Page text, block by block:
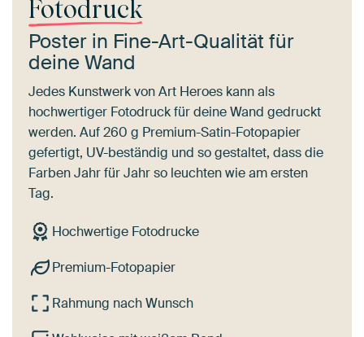
Fotodruck
Poster in Fine-Art-Qualität für
deine Wand
Jedes Kunstwerk von Art Heroes kann als
hochwertiger Fotodruck für deine Wand gedruckt
werden. Auf 260 g Premium-Satin-Fotopapier
gefertigt, UV-beständig und so gestaltet, dass die
Farben Jahr für Jahr so leuchten wie am ersten
Tag.
Hochwertige Fotodrucke
Premium-Fotopapier
Rahmung nach Wunsch